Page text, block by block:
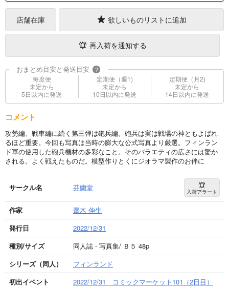
店舗在庫 欲しいものリストに追加
再入荷を通知する
おまとめ目安と発送目安 ?
毎度便
未定から
5日以内に発送
定期便（週1)
未定から
10日以内に発送
定期便（月2)
未定から
14日以内に発送
コメント
攻勢編、戦車編に続く第三弾は砲兵編。砲兵は実は戦場の神ともよばれ
るほど重要。今回も写真は当時の膨大な公式写真より厳選。フィンラン
ド軍の使用した砲兵機材の多彩なこと。そのバラエティの広さには驚か
される。よく戦えたものだ。模型作りとくにジオラマ製作のお伴に
サークル名 芬蘭堂 入荷アラート
作家
齋木 伸生
発行日
2022/12/31
種別/サイズ
同人誌 - 写真集/ Ｂ５ 48p
シリーズ（同人）
フィンランド
初出イベント
2022/12/31 コミックマーケット101（2日目）